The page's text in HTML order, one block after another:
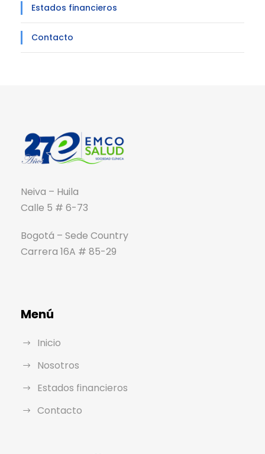
Estados financieros
Contacto
Neiva – Huila
Calle 5 # 6-73
Bogotá – Sede Country
Carrera 16A # 85-29
Menú
Inicio
Nosotros
Estados financieros
Contacto